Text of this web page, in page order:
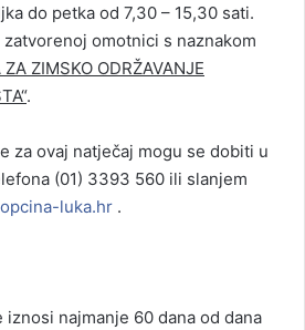
do petka od 7,30 – 15,30 sati.
omotnici s naznakom
ZIMSKO ODRŽAVANJE
.
za ovaj natječaj mogu se dobiti u
(01) 3393 560 ili slanjem
luka.hr .
iznosi najmanje 60 dana od dana